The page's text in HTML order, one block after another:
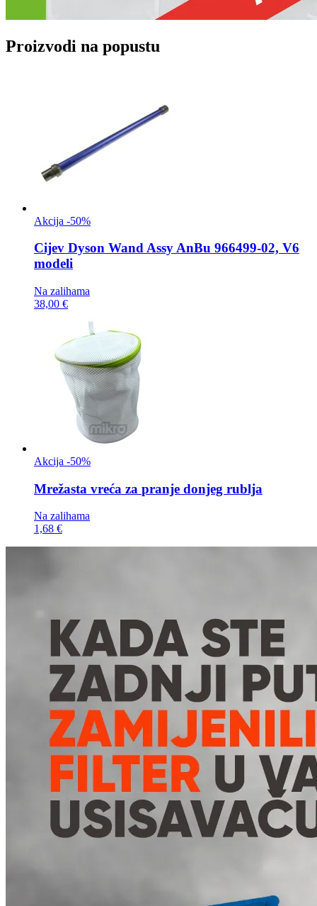
Proizvodi na popustu
Akcija -50%
Cijev Dyson Wand Assy AnBu 966499-02, V6
modeli
Na zalihama
38,00 €
Akcija -50%
Mrežasta vreća za pranje donjeg rublja
Na zalihama
1,68 €